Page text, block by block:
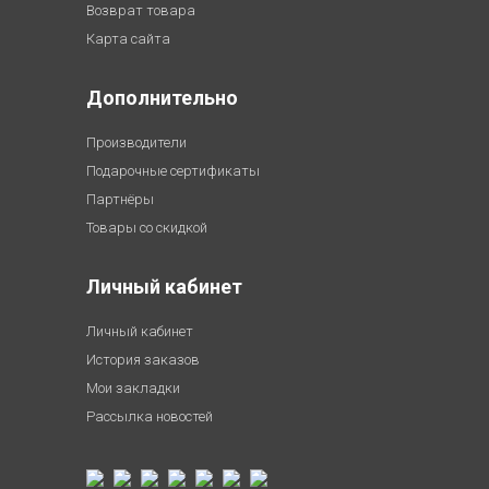
Возврат товара
Карта сайта
Дополнительно
Производители
Подарочные сертификаты
Партнёры
Товары со скидкой
Личный кабинет
Личный кабинет
История заказов
Мои закладки
Рассылка новостей